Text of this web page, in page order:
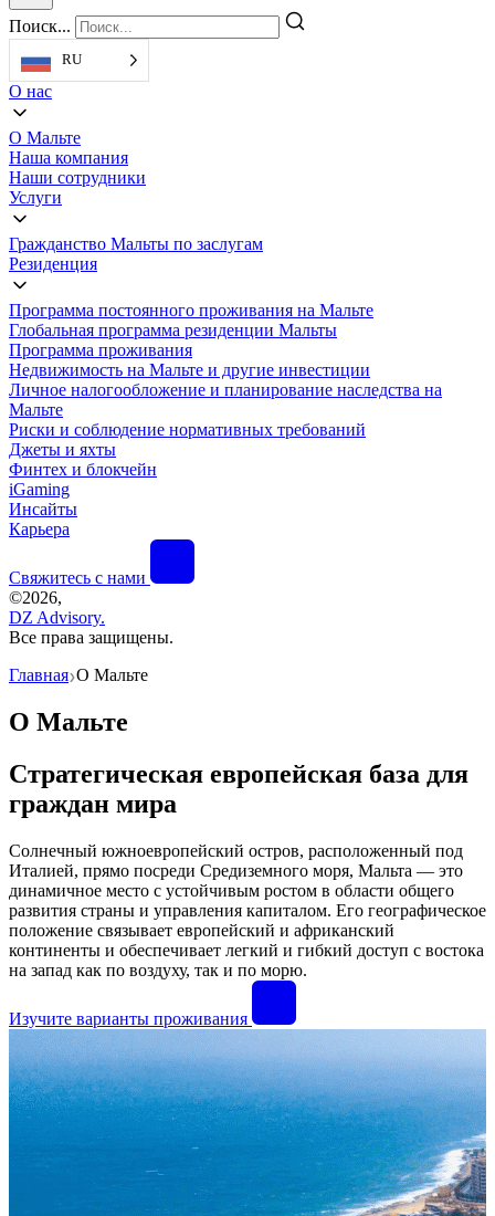
Поиск...
RU
О нас
О Мальте
Наша компания
Наши сотрудники
Услуги
Гражданство Мальты по заслугам
Резиденция
Программа постоянного проживания на Мальте
Глобальная программа резиденции Мальты
Программа проживания
Недвижимость на Мальте и другие инвестиции
Личное налогообложение и планирование наследства на
Мальте
Риски и соблюдение нормативных требований
Джеты и яхты
Финтех и блокчейн
iGaming
Инсайты
Карьера
Свяжитесь с нами
©2026,
DZ Advisory.
Все права защищены.
Главная❯О Мальте
О Мальте
Стратегическая европейская база для
граждан мира
Солнечный южноевропейский остров, расположенный под
Италией, прямо посреди Средиземного моря, Мальта — это
динамичное место с устойчивым ростом в области общего
развития страны и управления капиталом. Его географическое
положение связывает европейский и африканский
континенты и обеспечивает легкий и гибкий доступ с востока
на запад как по воздуху, так и по морю.
Изучите варианты проживания